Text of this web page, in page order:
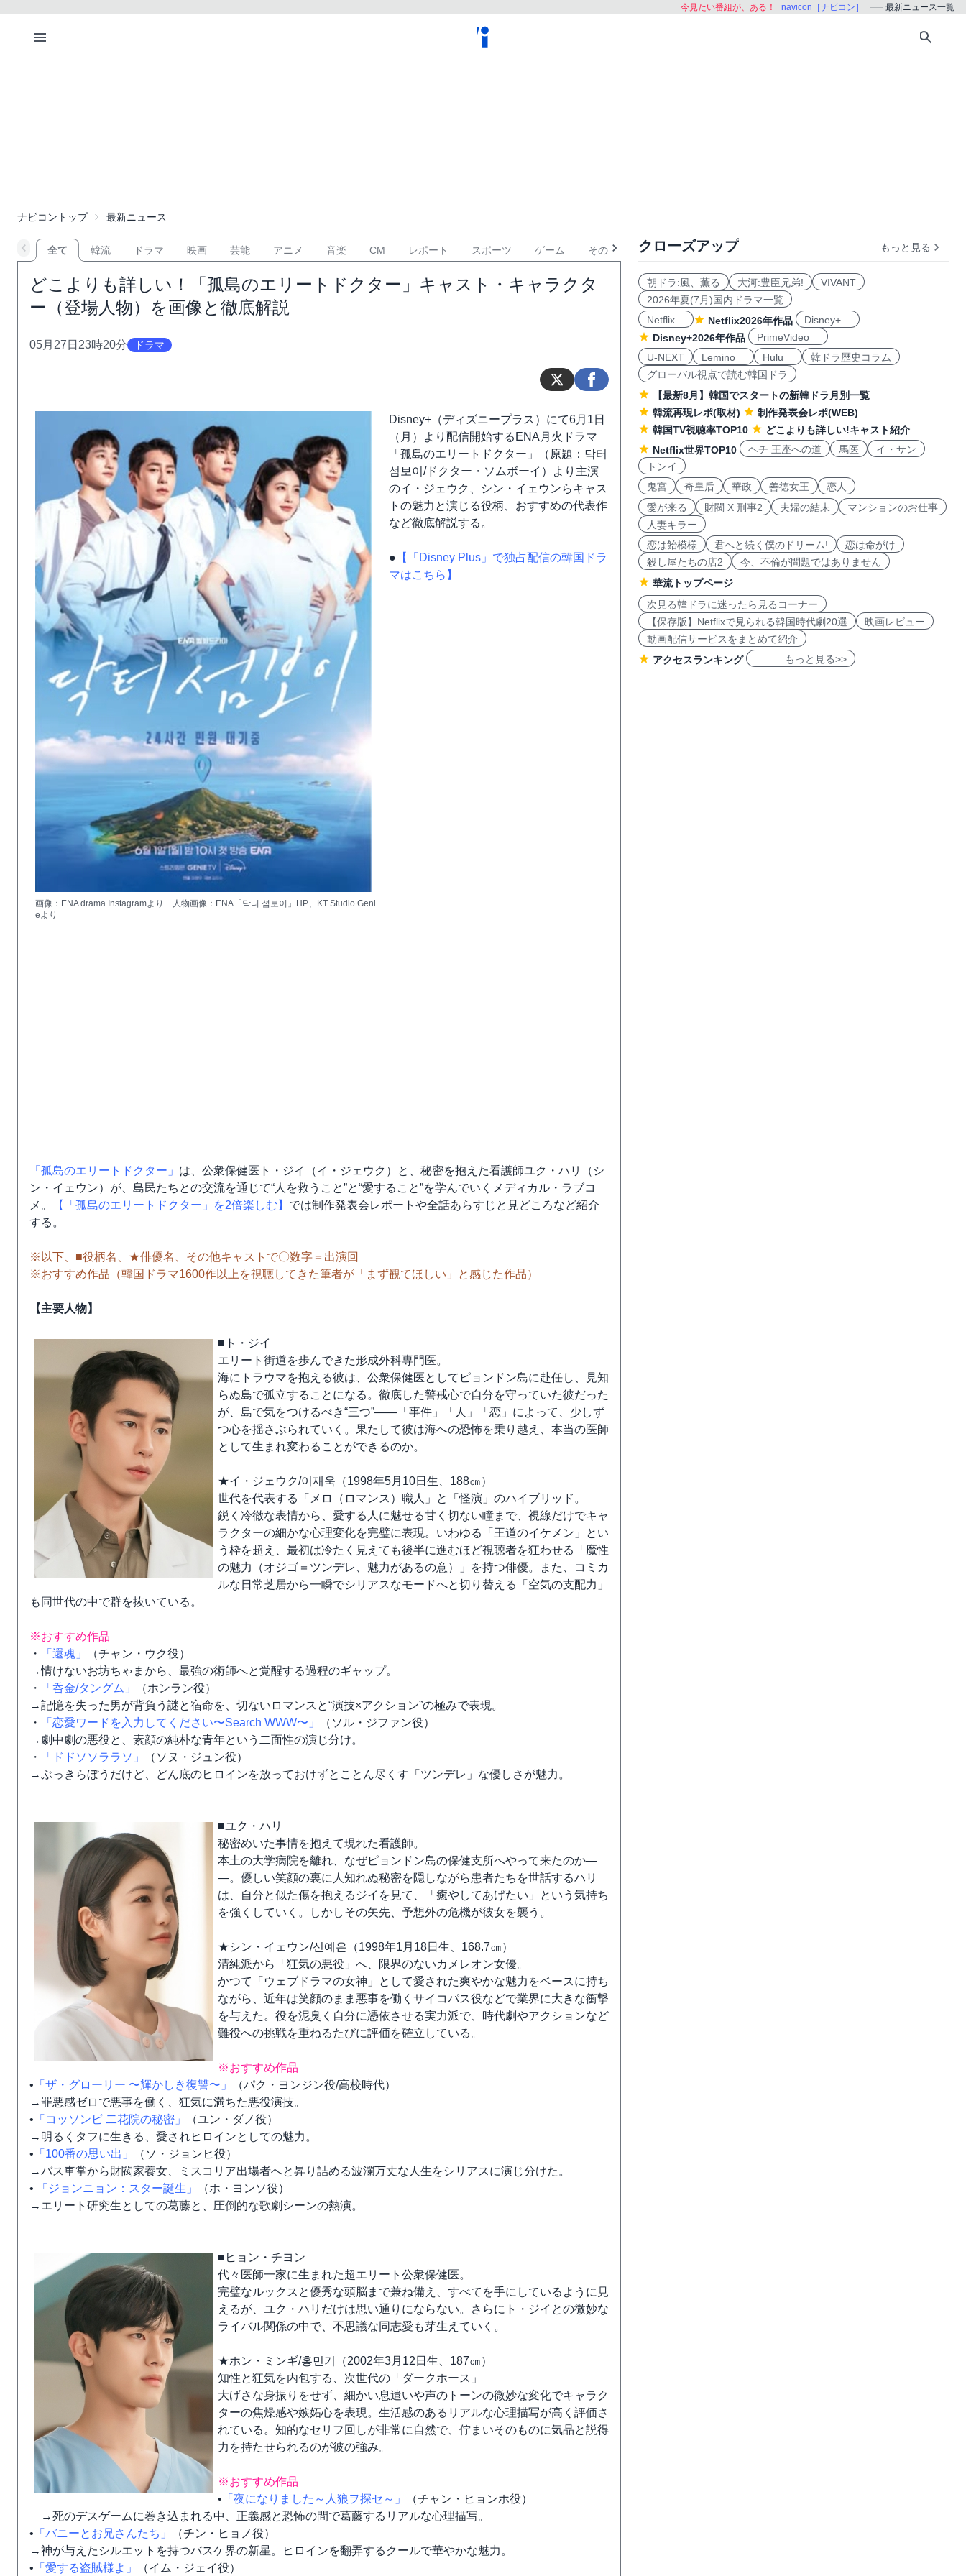
今見たい番組が、ある！ navicon［ナビコン］ 最新ニュース一覧
ナビコントップ 最新ニュース
全て 韓流 ドラマ 映画 芸能 アニメ 音楽 CM レポート スポーツ ゲーム その他
どこよりも詳しい！「孤島のエリートドクター」キャスト・キャラクタ
ー（登場人物）を画像と徹底解説
05月27日23時20分 ドラマ
画像：ENA drama Instagramより 人物画像：ENA「닥터 섬보이」HP、KT Studio Geni
eより
Disney+（ディズニープラス）にて6月1日
（月）より配信開始するENA月火ドラマ
「孤島のエリートドクター」（原題：닥터
섬보이/ドクター・ソムボーイ）より主演
のイ・ジェウク、シン・イェウンらキャス
トの魅力と演じる役柄、おすすめの代表作
など徹底解説する。
● 【「Disney Plus」で独占配信の韓国ドラ
マはこちら】
「孤島のエリートドクター」 は、公衆保健医ト・ジイ（イ・ジェウク）と、秘密を抱えた看護師ユク・ハリ（シ
ン・イェウン）が、島民たちとの交流を通じて“人を救うこと”と“愛すること”を学んでいくメディカル・ラブコ
メ。
【「孤島のエリートドクター」を2倍楽しむ】 では制作発表会レポートや全話あらすじと見どころなど紹介
する。
※以下、■役柄名、★俳優名、その他キャストで〇数字＝出演回
※おすすめ作品（韓国ドラマ1600作以上を視聴してきた筆者が「まず観てほしい」と感じた作品）
【主要人物】
■ト・ジイ
エリート街道を歩んできた形成外科専門医。
海にトラウマを抱える彼は、公衆保健医としてピョンドン島に赴任し、見知
らぬ島で孤立することになる。徹底した警戒心で自分を守っていた彼だった
が、島で気をつけるべき“三つ”――「事件」「人」「恋」によって、少しず
つ心を揺さぶられていく。果たして彼は海への恐怖を乗り越え、本当の医師
として生まれ変わることができるのか。
★イ・ジェウク/이재욱（1998年5月10日生、188㎝）
世代を代表する「メロ（ロマンス）職人」と「怪演」のハイブリッド。
鋭く冷徹な表情から、愛する人に魅せる甘く切ない瞳まで、視線だけでキャ
ラクターの細かな心理変化を完璧に表現。いわゆる「王道のイケメン」とい
う枠を超え、最初は冷たく見えても後半に進むほど視聴者を狂わせる「魔性
の魅力（オジゴ＝ツンデレ、魅力があるの意）」を持つ俳優。また、コミカ
ルな日常芝居から一瞬でシリアスなモードへと切り替える「空気の支配力」
も同世代の中で群を抜いている。
※おすすめ作品
・
「還魂」
（チャン・ウク役）
→情けないお坊ちゃまから、最強の術師へと覚醒する過程のギャップ。
・
「呑金/タングム」
（ホンラン役）
→記憶を失った男が背負う謎と宿命を、切ないロマンスと“演技×アクション”の極みで表現。
・
「恋愛ワードを入力してください〜Search WWW〜」
（ソル・ジファン役）
→劇中劇の悪役と、素顔の純朴な青年という二面性の演じ分け。
・
「ドドソソララソ」
（ソヌ・ジュン役）
→ぶっきらぼうだけど、どん底のヒロインを放っておけずとことん尽くす「ツンデレ」な優しさが魅力。
■ユク・ハリ
秘密めいた事情を抱えて現れた看護師。
本土の大学病院を離れ、なぜピョンドン島の保健支所へやって来たのか―
―。優しい笑顔の裏に人知れぬ秘密を隠しながら患者たちを世話するハリ
は、自分と似た傷を抱えるジイを見て、「癒やしてあげたい」という気持ち
を強くしていく。しかしその矢先、予想外の危機が彼女を襲う。
★シン・イェウン/신예은（1998年1月18日生、168.7㎝）
清純派から「狂気の悪役」へ、限界のないカメレオン女優。
かつて「ウェブドラマの女神」として愛された爽やかな魅力をベースに持ち
ながら、近年は笑顔のまま悪事を働くサイコパス役などで業界に大きな衝撃
を与えた。役を泥臭く自分に憑依させる実力派で、時代劇やアクションなど
難役への挑戦を重ねるたびに評価を確立している。
※おすすめ作品
• 「ザ・グローリー 〜輝かしき復讐〜」
（パク・ヨンジン役/高校時代）
→罪悪感ゼロで悪事を働く、狂気に満ちた悪役演技。
• 「コッソンビ 二花院の秘密」
（ユン・ダノ役）
→明るくタフに生きる、愛されヒロインとしての魅力。
• 「100番の思い出」
（ソ・ジョンヒ役）
→バス車掌から財閥家養女、ミスコリア出場者へと昇り詰める波瀾万丈な人生をシリアスに演じ分けた。
•
「ジョンニョン：スター誕生」
（ホ・ヨンソ役）
→エリート研究生としての葛藤と、圧倒的な歌劇シーンの熱演。
■ヒョン・チヨン
代々医師一家に生まれた超エリート公衆保健医。
完璧なルックスと優秀な頭脳まで兼ね備え、すべてを手にしているように見
えるが、ユク・ハリだけは思い通りにならない。さらにト・ジイとの微妙な
ライバル関係の中で、不思議な同志愛も芽生えていく。
★ホン・ミンギ/홍민기（2002年3月12日生、187㎝）
知性と狂気を内包する、次世代の「ダークホース」
大げさな身振りをせず、細かい息遣いや声のトーンの微妙な変化でキャラク
ターの焦燥感や嫉妬心を表現。生活感のあるリアルな心理描写が高く評価さ
れている。知的なセリフ回しが非常に自然で、佇まいそのものに気品と説得
力を持たせられるのが彼の強み。
※おすすめ作品
• 「夜になりました～人狼ヲ探セ～」
（チャン・ヒョンホ役）
→死のデスゲームに巻き込まれる中、正義感と恐怖の間で葛藤するリアルな心理描写。
• 「バニーとお兄さんたち」
（チン・ヒョノ役）
→神が与えたシルエットを持つバスケ界の新星。ヒロインを翻弄するクールで華やかな魅力。
• 「愛する盗賊様よ」 （イム・ジェイ役）
クローズアップ もっと見る
朝ドラ:風、薫る 大河:豊臣兄弟!
VIVANT
2026年夏(7月)国内ドラマ一覧
Netflix
Netflix2026年作品
Disney+
Disney+2026年作品
PrimeVideo
U-NEXT
Lemino Hulu
韓ドラ歴史コラム
グローバル視点で読む韓国ドラ
【最新8月】韓国でスタートの新韓ドラ月別一覧
韓流再現レポ(取材)
制作発表会レポ(WEB)
韓国TV視聴率TOP10
どこよりも詳しい!キャスト紹介
Netflix世界TOP10
ヘチ 王座への道 馬医
イ・サン
トンイ
鬼宮
奇皇后 華政 善徳女王
恋人
愛が来る
財閥 X 刑事2 夫婦の結末
マンションのお仕事
人妻キラー
恋は飴模様
君へと続く僕のドリーム!
恋は命がけ
殺し屋たちの店2
今、不倫が問題ではありません
華流トップページ
次見る韓ドラに迷ったら見るコーナー
【保存版】Netflixで見られる韓国時代劇20選
映画レビュー
動画配信サービスをまとめて紹介
アクセスランキング
もっと見る>>